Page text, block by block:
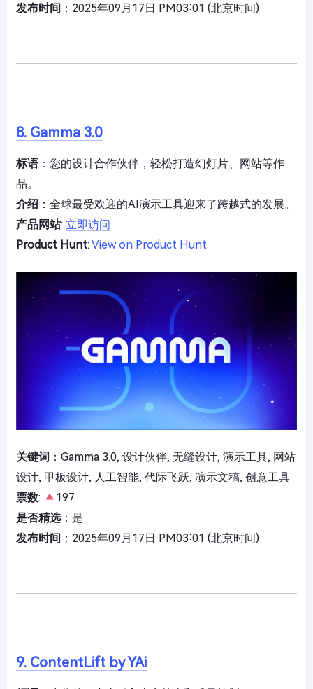
发布时间 ：2025年09月17日 PM03:01 (北京时间)
8. Gamma 3.0
标语：您的设计合作伙伴，轻松打造幻灯片、网站等作
品。
介绍 ：全球最受欢迎的AI演示工具迎来了跨越式的发展。
产品网站: 立即访问
Product Hunt: View on Product Hunt
关键词 ：Gamma 3.0, 设计伙伴, 无缝设计, 演示工具, 网站
设计, 甲板设计, 人工智能, 代际飞跃, 演示文稿, 创意工具
票数:
197
是否精选：是
发布时间 ：2025年09月17日 PM03:01 (北京时间)
9. ContentLift by YAi